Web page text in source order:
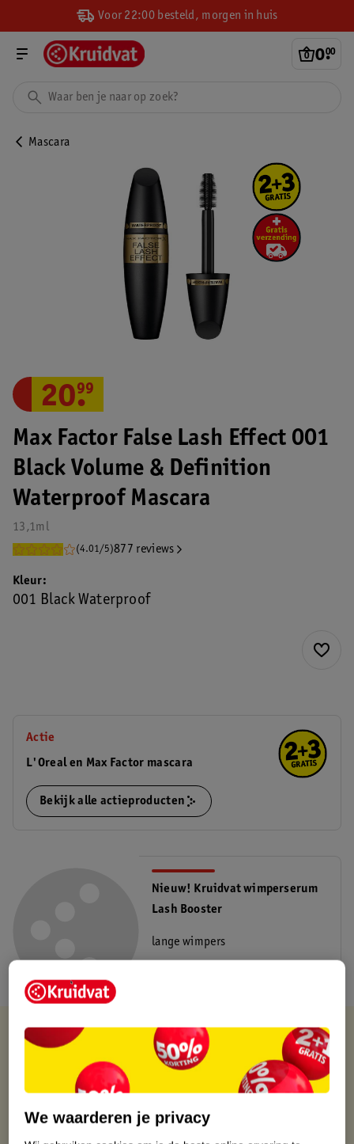
Voor 22:00 besteld, morgen in huis
0.
00
Mascara
Max Factor False Lash Effect 001
Black Volume & Definition
Waterproof Mascara
13,1ml
(4.01/5)877 reviews
20.
99
Kleur
001 Black Waterproof
Actie
L'Oreal en Max Factor mascara
Bekijk alle actieproducten
Nieuw! Kruidvat wimperserum
Lash Booster
lange wimpers
Kruidvat is altijd voordelig
Gratis ophalen in de winkel
Op werkdagen voor 22:00 uur besteld, volgende dag in huis
Gratis thuisbezorgd vanaf 50.00
Gratis retourneren binnen 30 dagen
We waarderen je privacy